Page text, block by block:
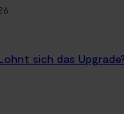
sich das